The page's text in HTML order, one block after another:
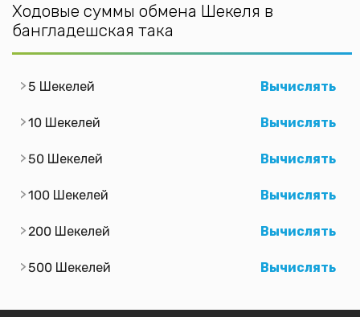
Ходовые суммы обмена Шекеля в
бангладешская така
5 Шекелей Вычислять
10 Шекелей Вычислять
50 Шекелей Вычислять
100 Шекелей Вычислять
200 Шекелей Вычислять
500 Шекелей Вычислять